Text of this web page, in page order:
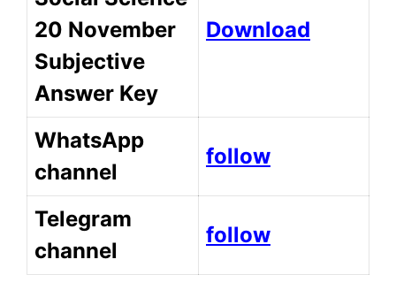
20 November
Subjective
Answer Key
Download
WhatsApp
channel
follow
Telegram
channel
follow